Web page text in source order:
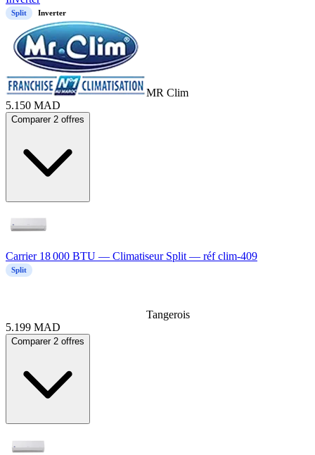
Split Inverter
MR Clim
5.150 MAD
Comparer 2 offres
Carrier 18 000 BTU — Climatiseur Split — réf clim-409
Split
Tangerois
5.199 MAD
Comparer 2 offres